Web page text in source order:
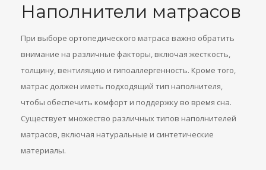
Наполнители матрасов
При выборе ортопедического матраса важно обратить
внимание на различные факторы, включая жесткость,
толщину, вентиляцию и гипоаллергенность. Кроме того,
матрас должен иметь подходящий тип наполнителя,
чтобы обеспечить комфорт и поддержку во время сна.
Существует множество различных типов наполнителей
матрасов, включая натуральные и синтетические
материалы.